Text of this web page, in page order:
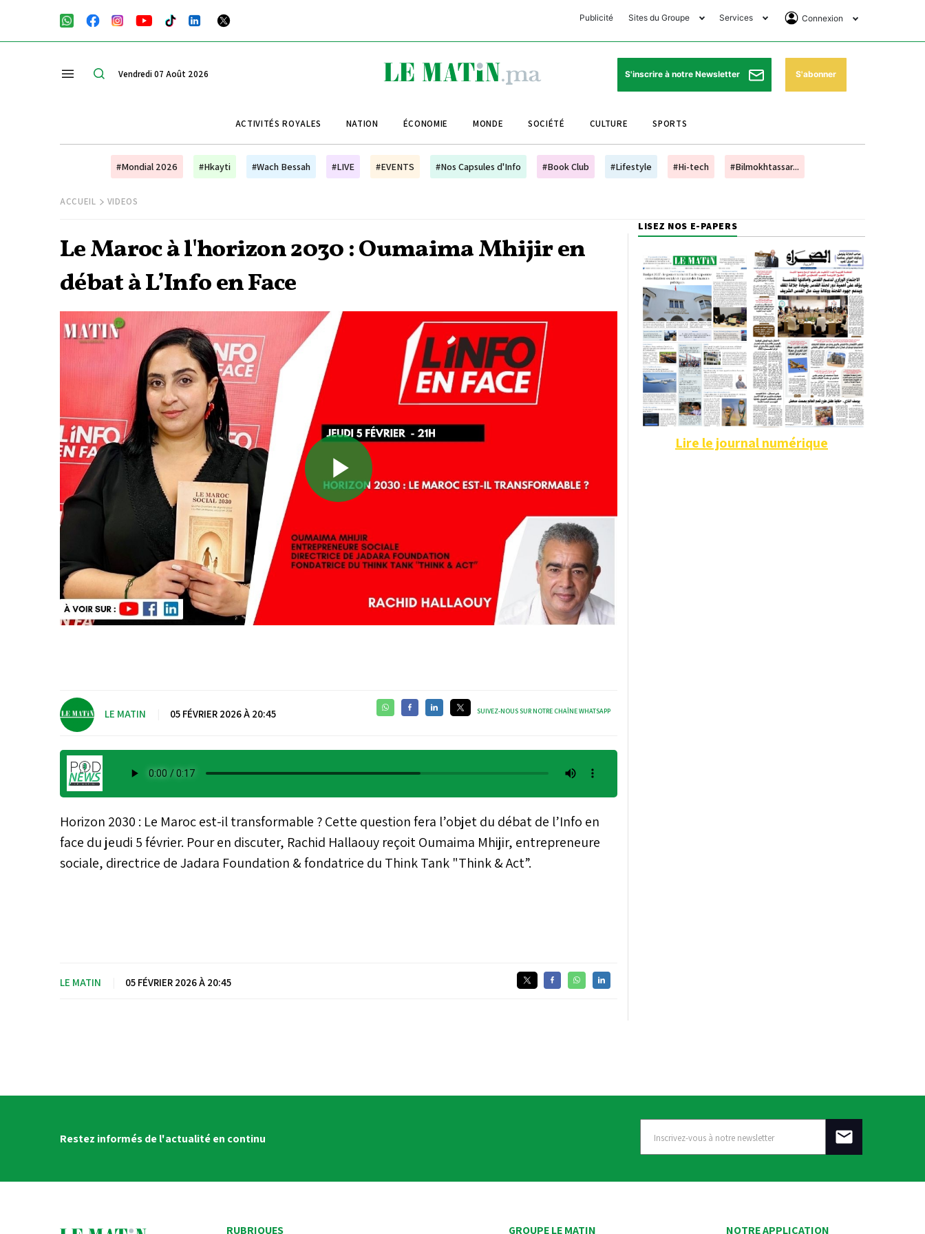
Publicité Sites du Groupe
Club Avantages
Le Matin Sports
Le Matin Store
Le Matin Annonces
Morocco Today Forum
Bookclub
Services
Horaires de prières
Pharmacies de garde
Programme TV
Cinéma
Connexion
Se Connecter
Abonnement
Vendredi 07 Août 2026 S'inscrire à notre Newsletter S'abonner
ACTIVITÉS ROYALES NATION ÉCONOMIE MONDE SOCIÉTÉ CULTURE SPORTS
#Mondial 2026 #Hkayti #Wach Bessah #LIVE #EVENTS #Nos Capsules d'Info #Book Club #Lifestyle #Hi-tech #Bilmokhtassar...
ACCUEIL VIDEOS
Le Maroc à l'horizon 2030 : Oumaima Mhijir en
débat à L’Info en Face
Play
Video
LE MATIN 05 FÉVRIER 2026 À 20:45 SUIVEZ-NOUS SUR NOTRE CHAÎNE WHATSAPP
Horizon 2030 : Le Maroc est-il transformable ? Cette question fera l’objet du débat de l’Info en
face du jeudi 5 février. Pour en discuter, Rachid Hallaouy reçoit Oumaima Mhijir, entrepreneure
sociale, directrice de Jadara Foundation & fondatrice du Think Tank "Think & Act”.
LE MATIN 05 FÉVRIER 2026 À 20:45
LISEZ NOS E-PAPERS
Lire le journal numérique
Restez informés de l'actualité en continu
RUBRIQUES GROUPE LE MATIN NOTRE APPLICATION